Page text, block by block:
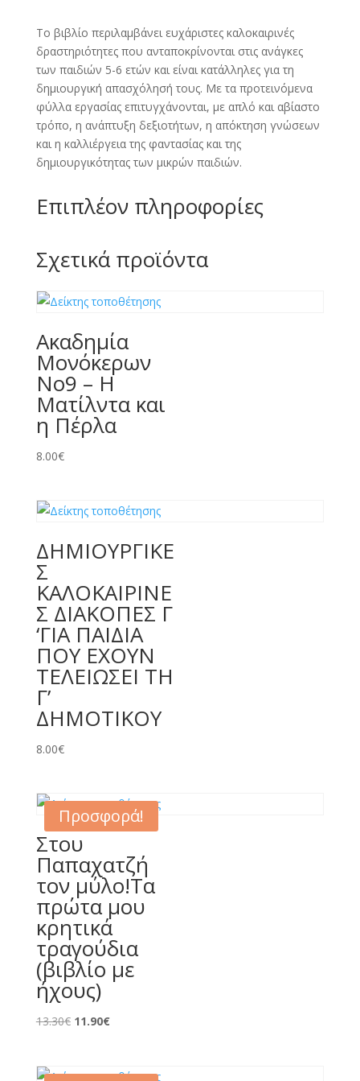
Το βιβλίο περιλαμβάνει ευχάριστες καλοκαιρινές
δραστηριότητες που ανταποκρίνονται στις ανάγκες
των παιδιών 5-6 ετών και είναι κατάλληλες για τη
δημιουργική απασχόλησή τους. Με τα προτεινόμενα
φύλλα εργασίας επιτυγχάνονται, με απλό και αβίαστο
τρόπο, η ανάπτυξη δεξιοτήτων, η απόκτηση γνώσεων
και η καλλιέργεια της φαντασίας και της
δημιουργικότητας των μικρών παιδιών.
Επιπλέον πληροφορίες
Σχετικά προϊόντα
Ακαδημία
Μονόκερων
Νο9 – Η
Ματίλντα και
η Πέρλα
8.00€
ΔΗΜΙΟΥΡΓΙΚΕ
Σ
ΚΑΛΟΚΑΙΡΙΝΕ
Σ ΔΙΑΚΟΠΕΣ Γ
‘ΓΙΑ ΠΑΙΔΙΑ
ΠΟΥ ΕΧΟΥΝ
ΤΕΛΕΙΩΣΕΙ ΤΗ
Γ’
ΔΗΜΟΤΙΚΟΥ
8.00€
Προσφορά!
Στου
Παπαχατζή
τον μύλο!Τα
πρώτα μου
κρητικά
τραγούδια
(βιβλίο με
ήχους)
13.30€ Original
11.90€Η